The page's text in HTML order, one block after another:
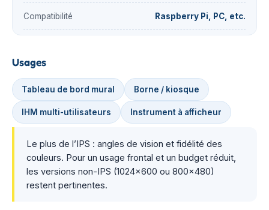
Compatibilité Raspberry Pi, PC, etc.
Usages
Tableau de bord mural Borne / kiosque
IHM multi-utilisateurs Instrument à afficheur
Le plus de l’IPS : angles de vision et fidélité des
couleurs. Pour un usage frontal et un budget réduit,
les versions non-IPS (1024×600 ou 800×480)
restent pertinentes.